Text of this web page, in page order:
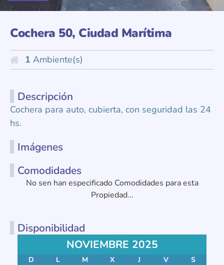
Cochera 50, Ciudad Marítima
1 Ambiente(s)
Descripción
Cochera para auto, cubierta, con seguridad las 24
hs.
Imágenes
Comodidades
No sen han especificado Comodidades para esta
Propiedad...
Disponibilidad
NOVIEMBRE 2025
D L M X J V S